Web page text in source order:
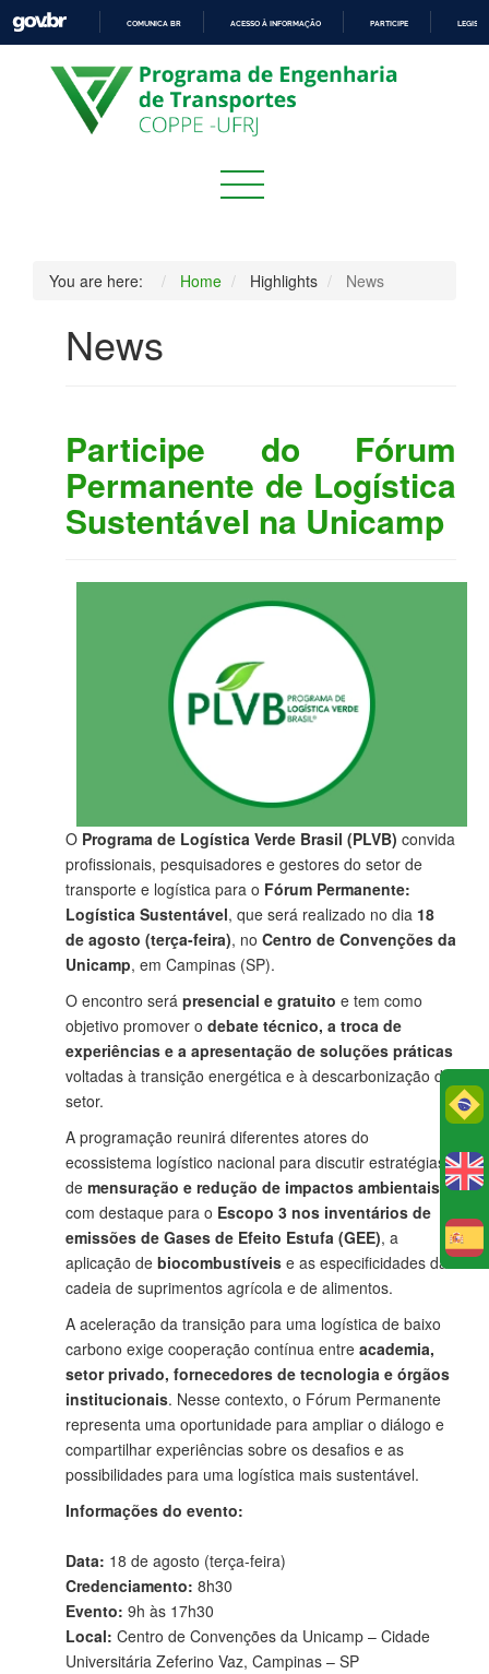
PARA
O
CONTEÚDO
COMUNICA BR ACESSO À INFORMAÇÃO PARTICIPE
You are here: Home Highlights News
News
Participe do Fórum
Permanente de Logística
Sustentável na Unicamp
O Programa de Logística Verde Brasil (PLVB) convida
profissionais, pesquisadores e gestores do setor de
transporte e logística para o Fórum Permanente:
Logística Sustentável, que será realizado no dia 18
de agosto (terça-feira), no Centro de Convenções da
Unicamp, em Campinas (SP).
O encontro será presencial e gratuito e tem como
objetivo promover o debate técnico, a troca de
experiências e a apresentação de soluções práticas
voltadas à transição energética e à descarbonização do
setor.
A programação reunirá diferentes atores do
ecossistema logístico nacional para discutir estratégias
de mensuração e redução de impactos ambientais
com destaque para o Escopo 3 nos inventários de
emissões de Gases de Efeito Estufa (GEE), a
aplicação de biocombustíveis e as especificidades da
cadeia de suprimentos agrícola e de alimentos.
A aceleração da transição para uma logística de baixo
carbono exige cooperação contínua entre academia,
setor privado, fornecedores de tecnologia e órgãos
institucionais. Nesse contexto, o Fórum Permanente
representa uma oportunidade para ampliar o diálogo e
compartilhar experiências sobre os desafios e as
possibilidades para uma logística mais sustentável.
Informações do evento:
Data: 18 de agosto (terça-feira)
Credenciamento: 8h30
Evento: 9h às 17h30
Local: Centro de Convenções da Unicamp – Cidade
Universitária Zeferino Vaz, Campinas – SP